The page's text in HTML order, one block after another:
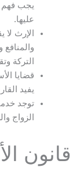
يجب فهم
عليها.
الإرث
التركة
قضايا
يفيد
توجد
الزواج
قانون